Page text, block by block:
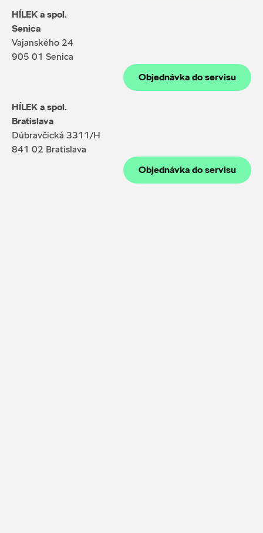
HÍLEK a spol.
Senica
Vajanského 24
905 01 Senica
Objednávka do servisu
HÍLEK a spol.
Bratislava
Dúbravčická 3311/H
841 02 Bratislava
Objednávka do servisu